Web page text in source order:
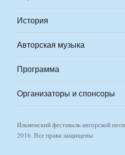
История
Авторская музыка
Программа
Организаторы и спонсоры
Ильменский фестиваль авторской
2016. Все права защищены